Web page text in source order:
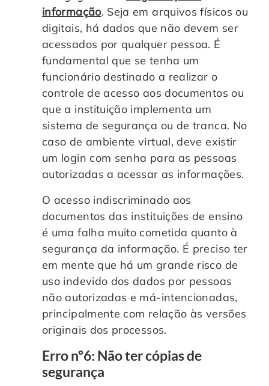
informação. Seja em arquivos físicos ou
digitais, há dados que não devem ser
acessados por qualquer pessoa. É
fundamental que se tenha um
funcionário destinado a realizar o
controle de acesso aos documentos ou
que a instituição implementa um
sistema de segurança ou de tranca. No
caso de ambiente virtual, deve existir
um login com senha para as pessoas
autorizadas a acessar as informações.
O acesso indiscriminado aos
documentos das instituições de ensino
é uma falha muito cometida quanto à
segurança da informação. É preciso ter
em mente que há um grande risco de
uso indevido dos dados por pessoas
não autorizadas e má-intencionadas,
principalmente com relação às versões
originais dos processos.
Erro nº6: Não ter cópias de
segurança